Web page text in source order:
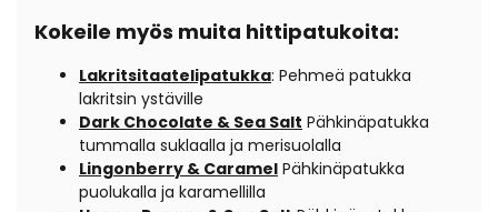
Kokeile myös muita hittipatukoita:
Lakritsitaatelipatukka: Pehmeä patukka
lakritsin ystäville
Dark Chocolate & Sea Salt Pähkinäpatukka
tummalla suklaalla ja merisuolalla
Lingonberry & Caramel Pähkinäpatukka
puolukalla ja karamellilla